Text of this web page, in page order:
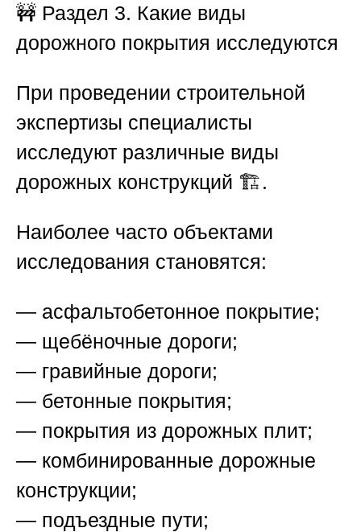
🚧 Раздел 3. Какие виды
дорожного покрытия исследуются
При проведении строительной
экспертизы специалисты
исследуют различные виды
дорожных конструкций 🏗️.
Наиболее часто объектами
исследования становятся:
— асфальтобетонное покрытие;
— щебёночные дороги;
— гравийные дороги;
— бетонные покрытия;
— покрытия из дорожных плит;
— комбинированные дорожные
конструкции;
— подъездные пути;